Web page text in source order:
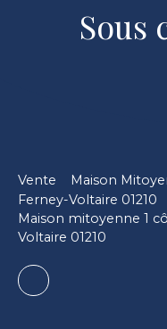
Sous
Vente
Maison
Ferney-Voltaire 01210
Maison mitoyenne 1
Voltaire 01210